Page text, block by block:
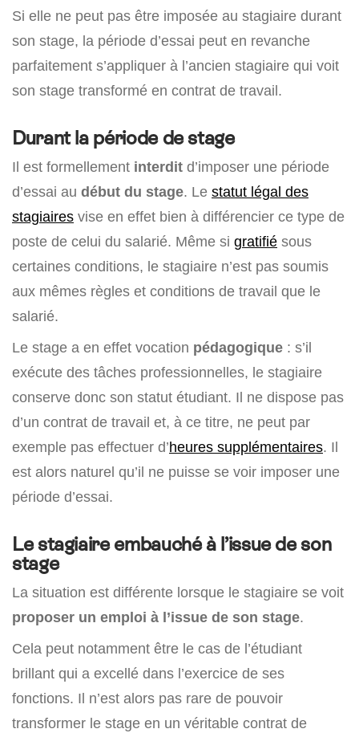
Si elle ne peut pas être imposée au stagiaire durant
son stage, la période d’essai peut en revanche
parfaitement s’appliquer à l’ancien stagiaire qui voit
son stage transformé en contrat de travail.
Durant la période de stage
Il est formellement interdit d’imposer une période
d’essai au début du stage. Le statut légal des
stagiaires vise en effet bien à différencier ce type de
poste de celui du salarié. Même si gratifié sous
certaines conditions, le stagiaire n’est pas soumis
aux mêmes règles et conditions de travail que le
salarié.
Le stage a en effet vocation pédagogique : s’il
exécute des tâches professionnelles, le stagiaire
conserve donc son statut étudiant. Il ne dispose pas
d’un contrat de travail et, à ce titre, ne peut par
exemple pas effectuer d’heures supplémentaires. Il
est alors naturel qu’il ne puisse se voir imposer une
période d’essai.
Le stagiaire embauché à l’issue de son
stage
La situation est différente lorsque le stagiaire se voit
proposer un emploi à l’issue de son stage.
Cela peut notamment être le cas de l’étudiant
brillant qui a excellé dans l’exercice de ses
fonctions. Il n’est alors pas rare de pouvoir
transformer le stage en un véritable contrat de